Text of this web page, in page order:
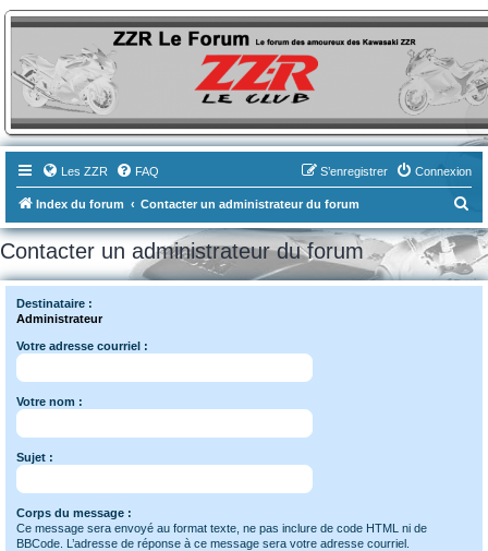
ZZR-Leclub le Forum
Le forum des amoureux des Kawasaki ZZR
Les ZZR FAQ Connexion
S’enregistrer
Index du forum Contacter un administrateur du forum
e
h
Contacter un administrateur du forum
Destinataire :
Administrateur
Votre adresse courriel :
Votre nom :
Sujet :
Corps du message :
Ce message sera envoyé au format texte, ne pas inclure de code HTML ni de
BBCode. L’adresse de réponse à ce message sera votre adresse courriel.